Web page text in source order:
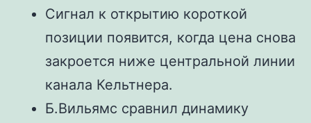
Сигнал к открытию короткой
позиции появится, когда цена снова
закроется ниже центральной линии
канала Кельтнера.
Б.Вильямс сравнил динамику